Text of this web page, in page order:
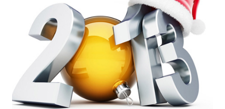
gases dos cadáveres em putrefação[1], ou uma labareda
tênue e fugidia produzida pela combustão espontânea do
metano e de outros gases inflamáveis que se evola dos
pântanos e dos lugares onde se encontram matérias
animais em decomposição. Ou, ainda, a inflamação
espontânea do gás dos pântanos (fosfina), resultante da
decomposição de seres vivos: plantas e animais típicos do
ambiente.